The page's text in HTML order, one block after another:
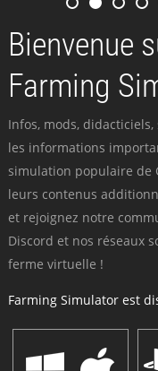
Bienvenue
Farming
Infos, mods,
les informations
simulation populaire de
leurs contenus
et rejoignez notre
Discord et nos réseaux
ferme virtuelle !
Farming Simulator est